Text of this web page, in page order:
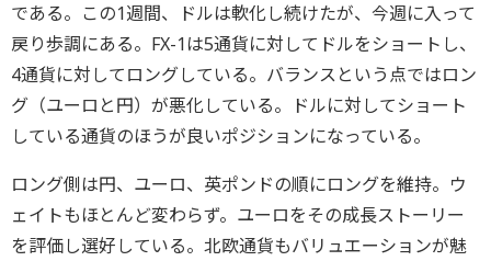
である。この1週間、ドルは軟化し続けたが、今週に入って
戻り歩調にある。FX-1は5通貨に対してドルをショートし、
4通貨に対してロングしている。バランスという点ではロン
グ（ユーロと円）が悪化している。ドルに対してショート
している通貨のほうが良いポジションになっている。
ロング側は円、ユーロ、英ポンドの順にロングを維持。ウ
ェイトもほとんど変わらず。ユーロをその成長ストーリー
を評価し選好している。北欧通貨もバリュエーションが魅